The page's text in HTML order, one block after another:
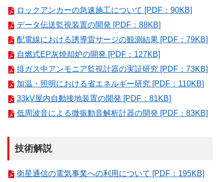
ロックアンカーの急速施工について [PDF：90KB]
データ伝送監視装置の開発 [PDF：88KB]
配電線における誘導雷サージの観測結果 [PDF：79KB]
自燃式EP灰焼却炉の開発 [PDF：127KB]
排ガス中アンモニア監視計器の実証研究 [PDF：73KB]
加温・照明における省エネルギー研究 [PDF：110KB]
33kV屋内自動接地装置の開発 [PDF：81KB]
低周波音による微振動音解析計器の開発 [PDF：83KB]
技術解説
衛星通信の電気事業への利用について [PDF：195KB]